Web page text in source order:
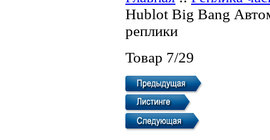
Hublot Big Bang
реплики
Товар 7/29